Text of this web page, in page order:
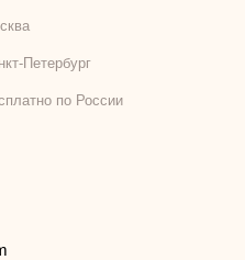
Петербург
по России